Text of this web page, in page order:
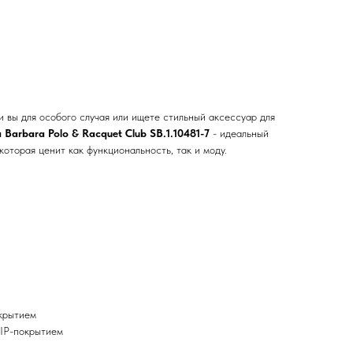
вы для особого случая или ищете стильный аксессуар для
Barbara Polo & Racquet Club SB.1.10481-7 - идеальный
ценит как функциональность, так и моду.
покрытием